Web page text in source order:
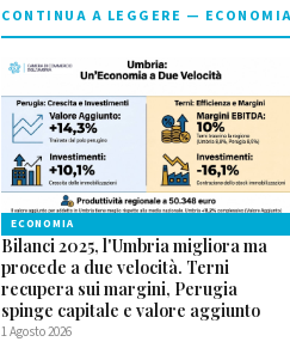
CONTINUA A LEGGERE — ECONOMIA
ECONOMIA
Bilanci 2025, l'Umbria migliora ma
procede a due velocità. Terni
recupera sui margini, Perugia
spinge capitale e valore aggiunto
1 Agosto 2026